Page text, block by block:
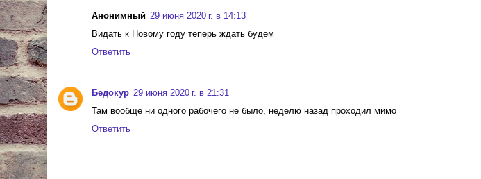
Анонимный 29 июня 2020 г. в 14:13
Видать к Новому году теперь ждать будем
Ответить
Бедокур 29 июня 2020 г. в 21:31
Там вообще ни одного рабочего не было, неделю назад проходил мимо
Ответить